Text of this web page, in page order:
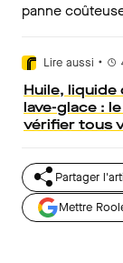
panne
Lire aussi •
Huile,
lave-glace :
vérifier tous
Partager
Mettre